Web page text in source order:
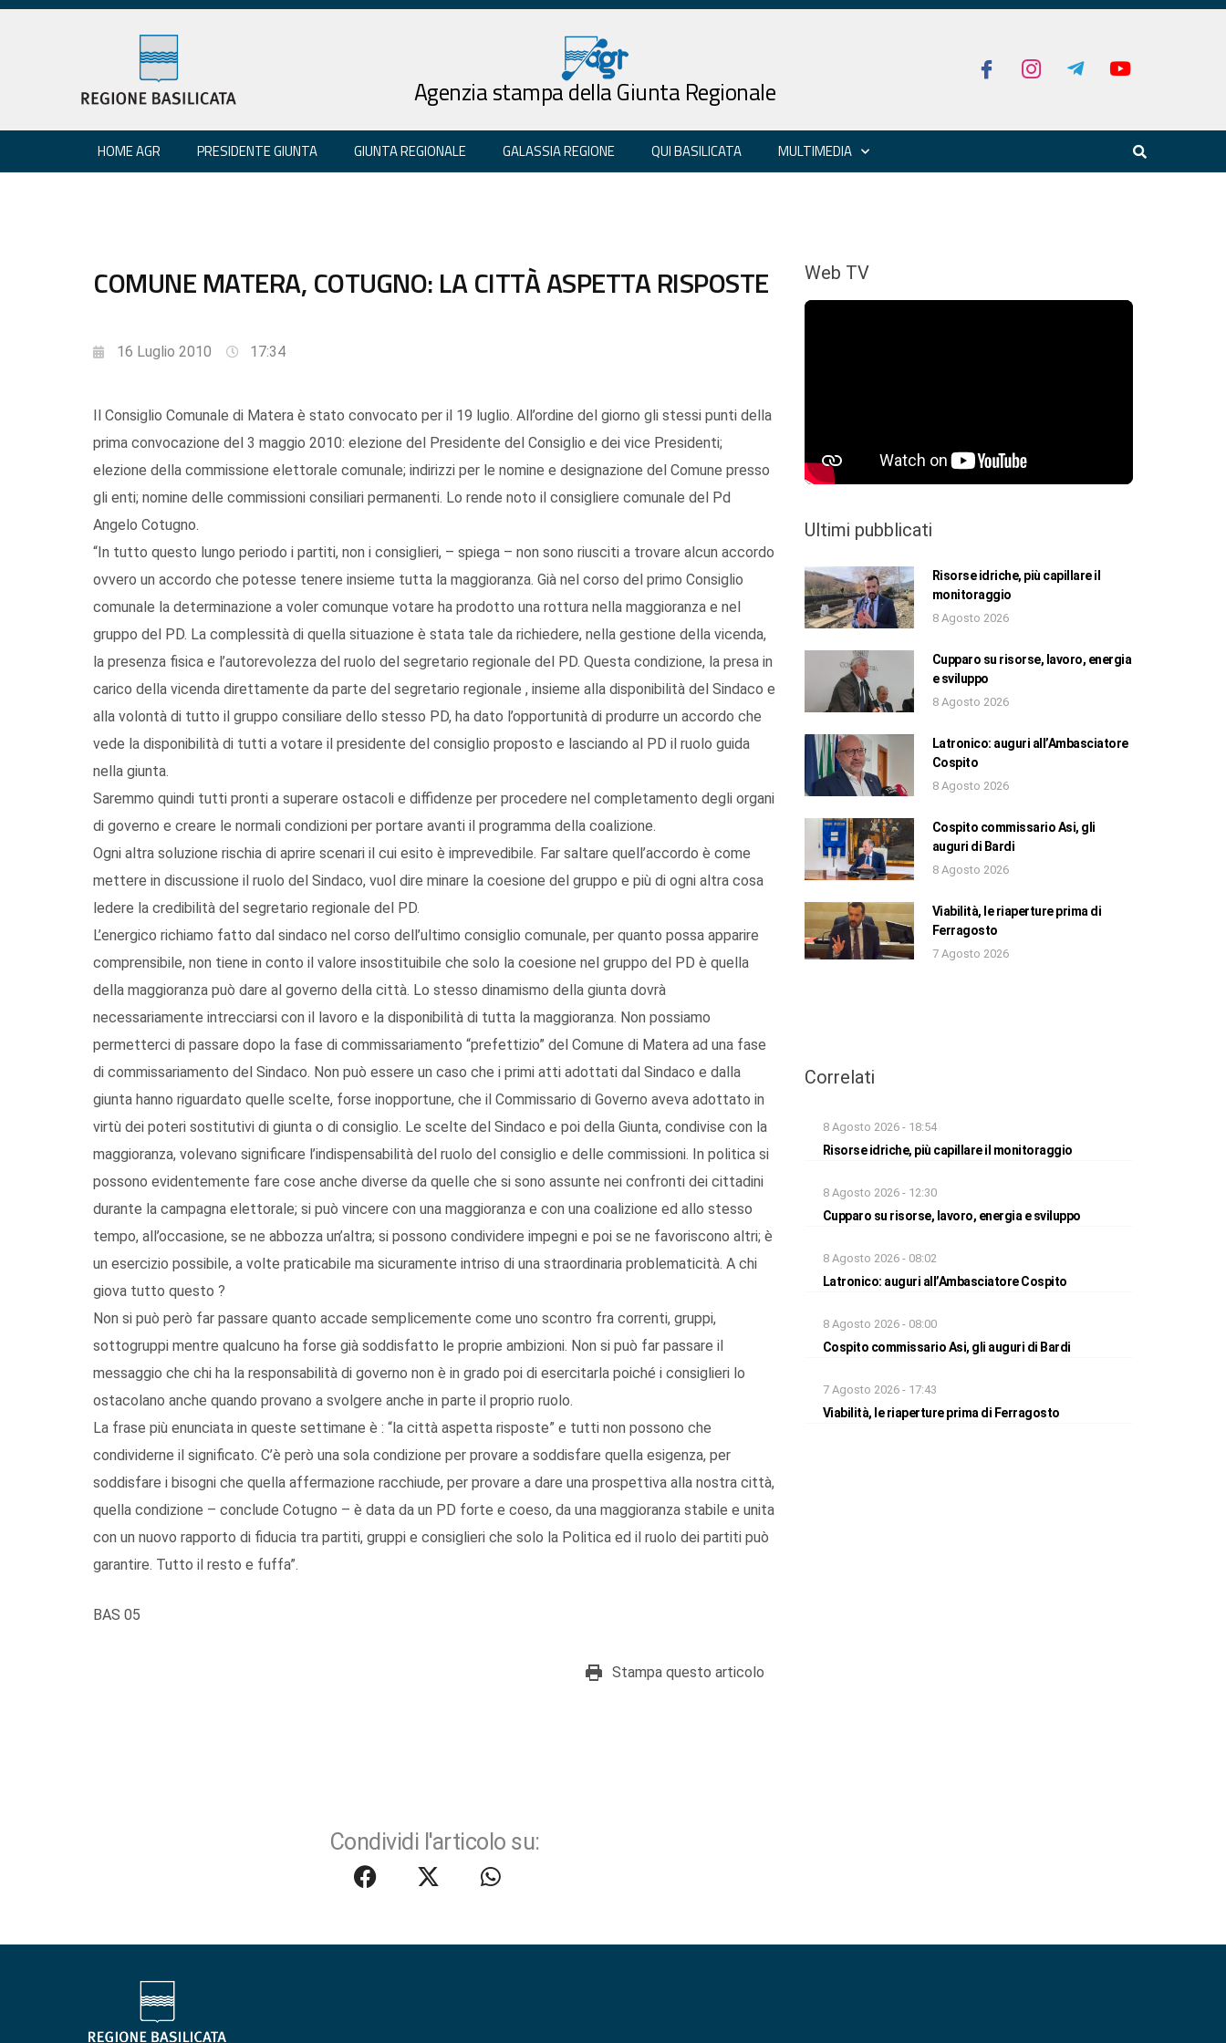
Agenzia stampa della Giunta Regionale
HOME AGR PRESIDENTE GIUNTA GIUNTA REGIONALE GALASSIA REGIONE QUI BASILICATA MULTIMEDIA
COMUNE MATERA, COTUGNO: LA CITTÀ ASPETTA RISPOSTE
16 Luglio 2010 17:34
Il Consiglio Comunale di Matera è stato convocato per il 19 luglio. All’ordine del giorno gli stessi punti della
prima convocazione del 3 maggio 2010: elezione del Presidente del Consiglio e dei vice Presidenti;
elezione della commissione elettorale comunale; indirizzi per le nomine e designazione del Comune presso
gli enti; nomine delle commissioni consiliari permanenti. Lo rende noto il consigliere comunale del Pd
Angelo Cotugno.
“In tutto questo lungo periodo i partiti, non i consiglieri, – spiega – non sono riusciti a trovare alcun accordo
ovvero un accordo che potesse tenere insieme tutta la maggioranza. Già nel corso del primo Consiglio
comunale la determinazione a voler comunque votare ha prodotto una rottura nella maggioranza e nel
gruppo del PD. La complessità di quella situazione è stata tale da richiedere, nella gestione della vicenda,
la presenza fisica e l’autorevolezza del ruolo del segretario regionale del PD. Questa condizione, la presa in
carico della vicenda direttamente da parte del segretario regionale , insieme alla disponibilità del Sindaco e
alla volontà di tutto il gruppo consiliare dello stesso PD, ha dato l’opportunità di produrre un accordo che
vede la disponibilità di tutti a votare il presidente del consiglio proposto e lasciando al PD il ruolo guida
nella giunta.
Saremmo quindi tutti pronti a superare ostacoli e diffidenze per procedere nel completamento degli organi
di governo e creare le normali condizioni per portare avanti il programma della coalizione.
Ogni altra soluzione rischia di aprire scenari il cui esito è imprevedibile. Far saltare quell’accordo è come
mettere in discussione il ruolo del Sindaco, vuol dire minare la coesione del gruppo e più di ogni altra cosa
ledere la credibilità del segretario regionale del PD.
L’energico richiamo fatto dal sindaco nel corso dell’ultimo consiglio comunale, per quanto possa apparire
comprensibile, non tiene in conto il valore insostituibile che solo la coesione nel gruppo del PD è quella
della maggioranza può dare al governo della città. Lo stesso dinamismo della giunta dovrà
necessariamente intrecciarsi con il lavoro e la disponibilità di tutta la maggioranza. Non possiamo
permetterci di passare dopo la fase di commissariamento “prefettizio” del Comune di Matera ad una fase
di commissariamento del Sindaco. Non può essere un caso che i primi atti adottati dal Sindaco e dalla
giunta hanno riguardato quelle scelte, forse inopportune, che il Commissario di Governo aveva adottato in
virtù dei poteri sostitutivi di giunta o di consiglio. Le scelte del Sindaco e poi della Giunta, condivise con la
maggioranza, volevano significare l’indispensabilità del ruolo del consiglio e delle commissioni. In politica si
possono evidentemente fare cose anche diverse da quelle che si sono assunte nei confronti dei cittadini
durante la campagna elettorale; si può vincere con una maggioranza e con una coalizione ed allo stesso
tempo, all’occasione, se ne abbozza un’altra; si possono condividere impegni e poi se ne favoriscono altri; è
un esercizio possibile, a volte praticabile ma sicuramente intriso di una straordinaria problematicità. A chi
giova tutto questo ?
Non si può però far passare quanto accade semplicemente come uno scontro fra correnti, gruppi,
sottogruppi mentre qualcuno ha forse già soddisfatto le proprie ambizioni. Non si può far passare il
messaggio che chi ha la responsabilità di governo non è in grado poi di esercitarla poiché i consiglieri lo
ostacolano anche quando provano a svolgere anche in parte il proprio ruolo.
La frase più enunciata in queste settimane è : “la città aspetta risposte” e tutti non possono che
condividerne il significato. C’è però una sola condizione per provare a soddisfare quella esigenza, per
soddisfare i bisogni che quella affermazione racchiude, per provare a dare una prospettiva alla nostra città,
quella condizione – conclude Cotugno – è data da un PD forte e coeso, da una maggioranza stabile e unita
con un nuovo rapporto di fiducia tra partiti, gruppi e consiglieri che solo la Politica ed il ruolo dei partiti può
garantire. Tutto il resto e fuffa”.
BAS 05
Stampa questo articolo
Condividi l'articolo su:
Web TV
Ultimi pubblicati
Risorse idriche, più capillare il
monitoraggio
8 Agosto 2026
Cupparo su risorse, lavoro, energia
e sviluppo
8 Agosto 2026
Latronico: auguri all’Ambasciatore
Cospito
8 Agosto 2026
Cospito commissario Asi, gli
auguri di Bardi
8 Agosto 2026
Viabilità, le riaperture prima di
Ferragosto
7 Agosto 2026
Correlati
8 Agosto 2026 - 18:54
Risorse idriche, più capillare il monitoraggio
8 Agosto 2026 - 12:30
Cupparo su risorse, lavoro, energia e sviluppo
8 Agosto 2026 - 08:02
Latronico: auguri all’Ambasciatore Cospito
8 Agosto 2026 - 08:00
Cospito commissario Asi, gli auguri di Bardi
7 Agosto 2026 - 17:43
Viabilità, le riaperture prima di Ferragosto